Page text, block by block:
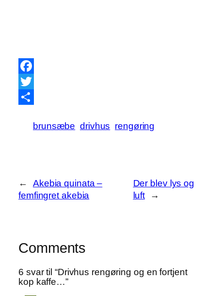
Facebook
Twitter
brunsæbe drivhus rengøring
←
Akebia quinata –
femfingret akebia
Der blev lys og
luft
→
Comments
6 svar til “Drivhus rengøring og en fortjent
kop kaffe…”